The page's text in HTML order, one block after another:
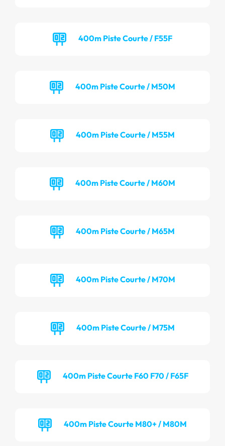
400m Piste Courte / F55F
400m Piste Courte / M50M
400m Piste Courte / M55M
400m Piste Courte / M60M
400m Piste Courte / M65M
400m Piste Courte / M70M
400m Piste Courte / M75M
400m Piste Courte F60 F70 / F65F
400m Piste Courte M80+ / M80M